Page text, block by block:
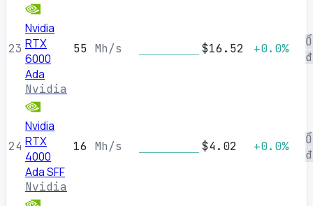
23
Nvidia
RTX
6000
Ada
Nvidia
55 Mh/s $16.52 +0.0%
24
Nvidia
RTX
4000
Ada SFF
Nvidia
16 Mh/s $4.02 +0.0%